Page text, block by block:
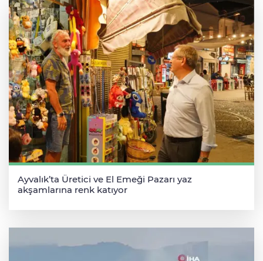
Ayvalık’ta Üretici ve El Emeği Pazarı yaz
akşamlarına renk katıyor